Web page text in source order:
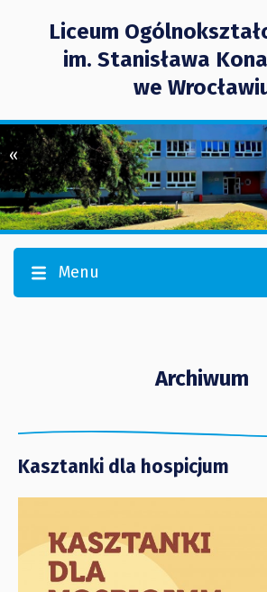
Liceum
im. Stanisława
we
«
Menu
Archiwum
Kasztanki dla hospicjum